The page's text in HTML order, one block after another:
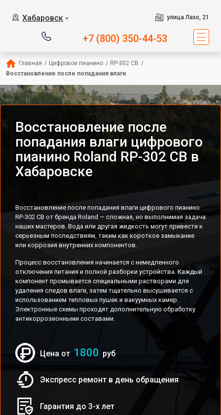
Хабаровск ▼ улица Лазо, 21
+7 (800) 350-44-53
Главная / Цифровое пианино / RP-302 CB /
Восстановление после попадания влаги
Восстановление после
попадания влаги цифрового
пианино Roland RP-302 CB в
Хабаровске
Восстановление после попадания влаги цифрового пианино
RP-302 CB от бренда Roland — сложная, но выполнимая задача
наших мастеров. Вода или другая жидкость могут привести к
серьезным последствиям, таким как короткое замыкание
или коррозия внутренних компонентов.
Процесс восстановления начинается с немедленного
отключения питания и полной разборки устройства. Каждый
компонент промывается специальными растворами для
удаления следов влаги, затем тщательно высушивается с
использованием тепловых пушек и вакуумных камер.
Электронные схемы проходят дополнительную обработку
антикоррозионными составами.
Цена от 1800 руб
Экспресс ремонт в день обращения
Гарантия до 3-х лет